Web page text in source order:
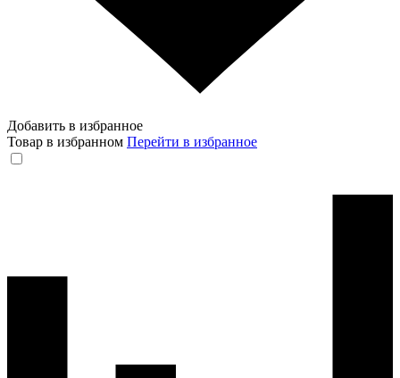
Добавить в избранное
Товар в избранном Перейти в избранное